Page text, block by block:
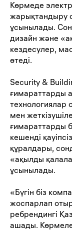
Көрмеде
жарықтандыру
ұсынылады.
дизайн және
кездесулер,
өтеді.
Security &
ғимараттарды
технологиялар
мен
ғимараттарды
кешенді
құралдары,
«ақылды
ұсынылады.
«Бүгін біз
жоспарлап
ребрендингі
ашады.